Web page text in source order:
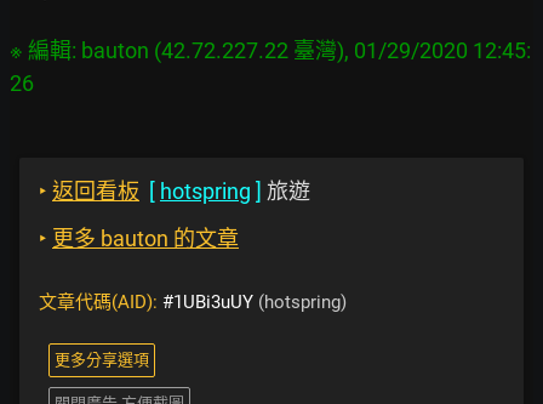
※ 編輯: bauton (42.72.227.22 臺灣), 01/29/2020 12:45:
‣ 返回看板 [ hotspring ] 旅遊
‣ 更多 bauton 的文章
文章代碼(AID): #1UBi3uUY (hotspring)
更多分享選項